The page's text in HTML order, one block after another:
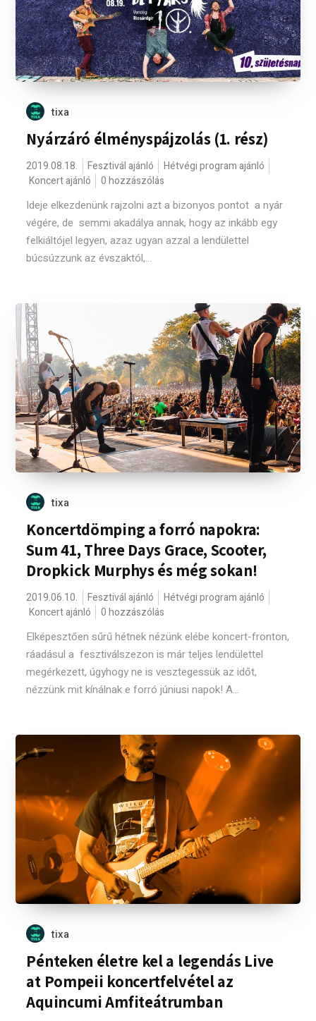
tixa
Nyárzáró élményspájzolás (1. rész)
2019.08.18. Fesztivál ajánló
Hétvégi program ajánló
Koncert ajánló
0 hozzászólás
Ideje elkezdenünk rajzolni azt a bizonyos pontot a nyár
végére, de semmi akadálya annak, hogy az inkább egy
felkiáltójel legyen, azaz ugyan azzal a lendülettel
búcsúzzunk az évszaktól,...
tixa
Koncertdömping a forró napokra:
Sum 41, Three Days Grace, Scooter,
Dropkick Murphys és még sokan!
2019.06.10. Fesztivál ajánló
Hétvégi program ajánló
Koncert ajánló
0 hozzászólás
Elképesztően sűrű hétnek nézünk elébe koncert-fronton,
ráadásul a fesztiválszezon is már teljes lendülettel
megérkezett, úgyhogy ne is vesztegessük az időt,
nézzünk mit kínálnak e forró júniusi napok! A...
tixa
Pénteken életre kel a legendás Live
at Pompeii koncertfelvétel az
Aquincumi Amfiteátrumban